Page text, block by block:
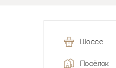
Шоссе
Посёлок